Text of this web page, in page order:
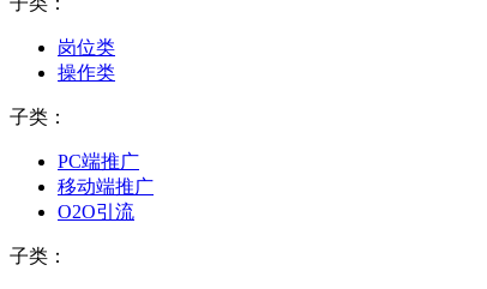
岗位类
操作类
子类：
PC端推广
移动端推广
O2O引流
子类：